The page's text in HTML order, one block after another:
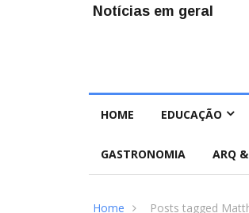
Notícias em geral
HOME EDUCAÇÃO
GASTRONOMIA ARQ
Home Posts tagged